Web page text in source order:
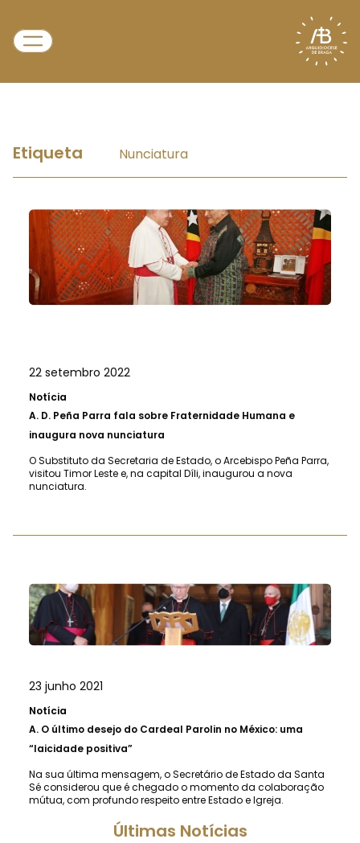
Etiqueta Nunciatura
22 setembro 2022
Notícia
A. D. Peña Parra fala sobre Fraternidade Humana e
inaugura nova nunciatura
O Substituto da Secretaria de Estado, o Arcebispo Peña Parra,
visitou Timor Leste e, na capital Díli, inaugurou a nova
nunciatura.
23 junho 2021
Notícia
A. O último desejo do Cardeal Parolin no México: uma
“laicidade positiva”
Na sua última mensagem, o Secretário de Estado da Santa
Sé considerou que é chegado o momento da colaboração
mútua, com profundo respeito entre Estado e Igreja.
Últimas Notícias